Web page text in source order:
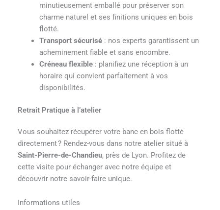
minutieusement emballé pour préserver son
charme naturel et ses finitions uniques en bois
flotté.
Transport sécurisé: nos experts garantissent un
acheminement fiable et sans encombre.
Créneau flexible: planifiez une réception à un
horaire qui convient parfaitement à vos
disponibilités.
Retrait Pratique à l’atelier
Vous souhaitez récupérer votre banc en bois flotté
directement ? Rendez-vous dans notre atelier situé à
Saint-Pierre-de-Chandieu, près de Lyon. Profitez de
cette visite pour échanger avec notre équipe et
découvrir notre savoir-faire unique.
Informations utiles